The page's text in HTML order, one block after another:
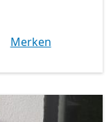
Merken